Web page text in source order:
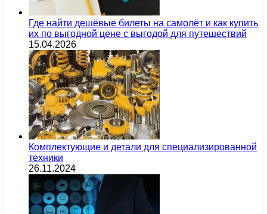
Где найти дешёвые билеты на самолёт и как купить
их по выгодной цене с выгодой для путешествий
15.04.2026
Комплектующие и детали для специализированной
техники
26.11.2024